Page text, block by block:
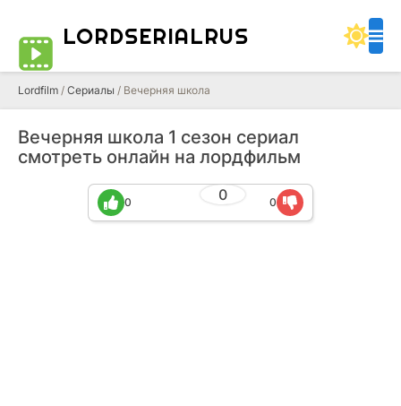
LORDSERIALRUS
Lordfilm / Сериалы / Вечерняя школа
Вечерняя школа 1 сезон сериал
смотреть онлайн на лордфильм
0
0 0